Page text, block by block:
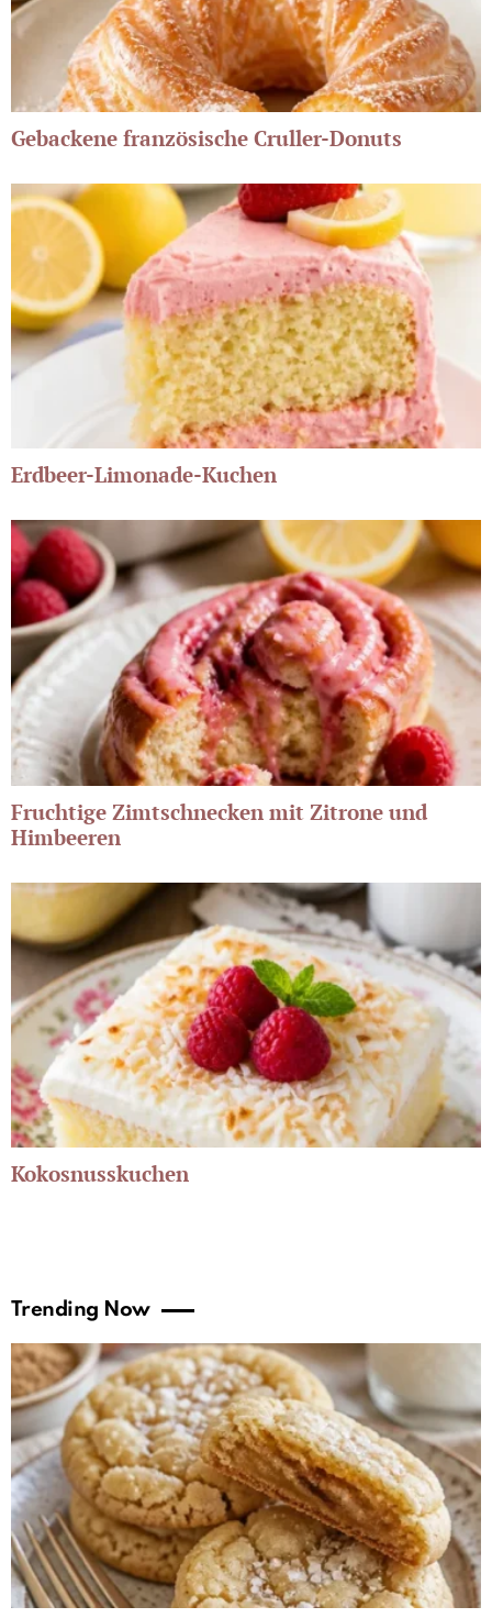
Gebackene französische Cruller-Donuts
Erdbeer-Limonade-Kuchen
Fruchtige Zimtschnecken mit Zitrone und
Himbeeren
Kokosnusskuchen
Trending Now